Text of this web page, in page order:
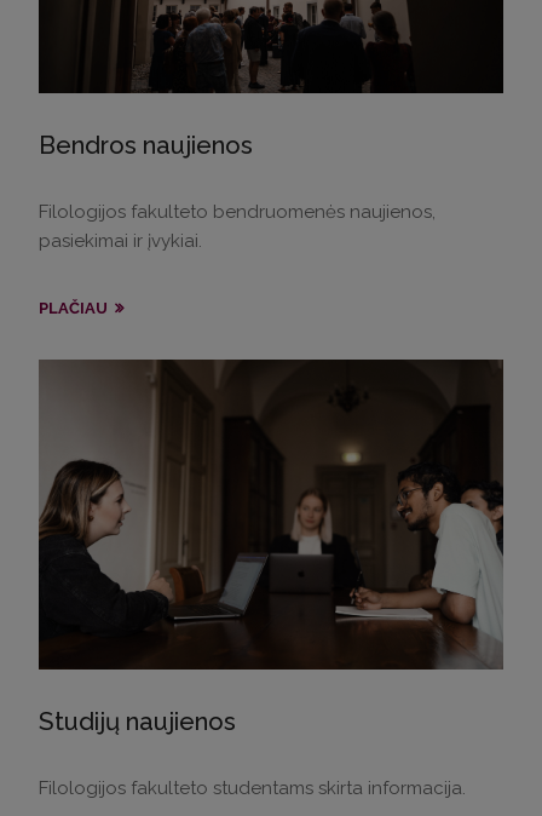
Bendros naujienos
Filologijos fakulteto bendruomenės naujienos,
pasiekimai ir įvykiai.
PLAČIAU
Studijų naujienos
Filologijos fakulteto studentams skirta informacija.